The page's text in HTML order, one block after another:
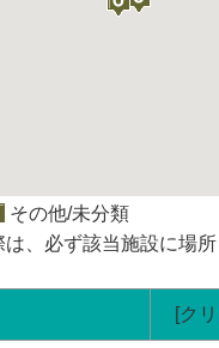
その他/未分類
、必ず該当施設に場所
[ク